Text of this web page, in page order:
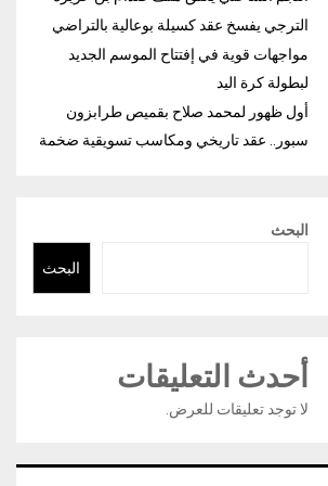
الترجي يفسخ عقد كسيلة بوعالية بالتراضي
مواجهات قوية في إفتتاح الموسم الجديد
لبطولة كرة اليد
أول ظهور لمحمد صلاح بقميص طرابزون
سبور.. عقد تاريخي ومكاسب تسويقية ضخمة
البحث
البحث
أحدث التعليقات
لا توجد تعليقات للعرض.